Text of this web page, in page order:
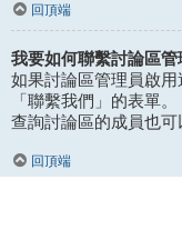
回頂端
我要如何聯繫討論區管
如果討論區管理員啟
「聯繫我們」的表單。
查詢討論區的成員也可
回頂端